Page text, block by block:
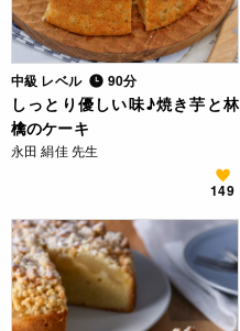
中級 レベル 90分
しっとり優しい味♪焼き芋と林
檎のケーキ
永田 絹佳 先生
149